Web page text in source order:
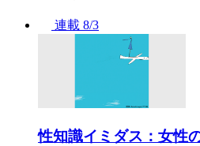
連載 8/3
性知識イミダス：女性